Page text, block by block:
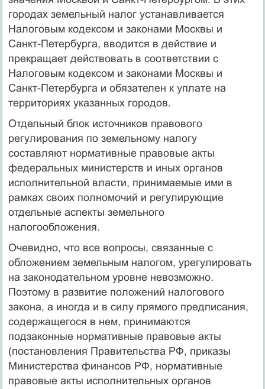
городах земельный налог устанавливается
Налоговым кодексом и законами Москвы и
Санкт-Петербурга, вводится в действие и
прекращает действовать в соответствии с
Налоговым кодексом и законами Москвы и
Санкт-Петербурга и обязателен к уплате на
территориях указанных городов.
Отдельный блок источников правового
регулирования по зе­мельному налогу
составляют нормативные правовые акты
федеральных министерств и иных органов
исполнительной власти, принимаемые ими в
рамках своих полномочий и регулирующие
отдельные аспекты земельного
налогообложения.
Очевидно, что все вопросы, связанные с
обложением земельным налогом, урегулировать
на законодательном уровне невозмож­но.
Поэтому в развитие положений налогового
закона, а иногда и в силу прямого предписания,
содержащегося в нем, принимаются
подзаконные нормативные правовые акты
(постановления Прави­тельства РФ, приказы
Министерства финансов РФ, нормативные
правовые акты исполнительных органов